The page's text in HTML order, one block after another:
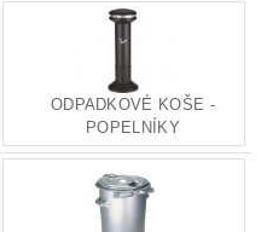
ODPADKOVÉ KOŠE -
POPELNÍKY